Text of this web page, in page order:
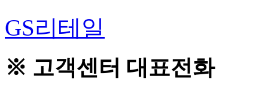
GS리테일
※ 고객센터 대표전화